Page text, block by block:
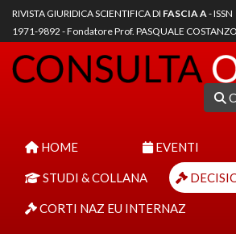
RIVISTA GIURIDICA SCIENTIFICA DI FASCIA A- ISSN
1971-9892 - Fondatore Prof. PASQUALE COSTANZO
HOME EVENTI
STUDI & COLLANA
CORTI NAZ EU INTERNAZ